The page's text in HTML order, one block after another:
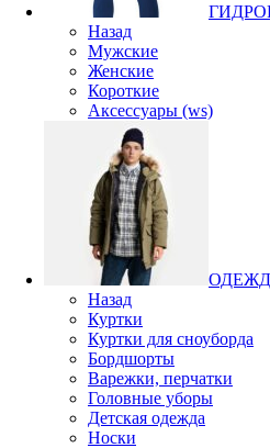
Назад
Мужские
Женские
Короткие
Аксессуары (ws)
Назад
Куртки
Куртки для сноуборда
Бордшорты
Варежки, перчатки
Головные уборы
Детская одежда
Носки